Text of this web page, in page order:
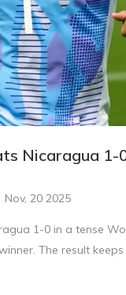
Nicaragua 1-
Nov, 20 2025
1-0 in a tense
The result